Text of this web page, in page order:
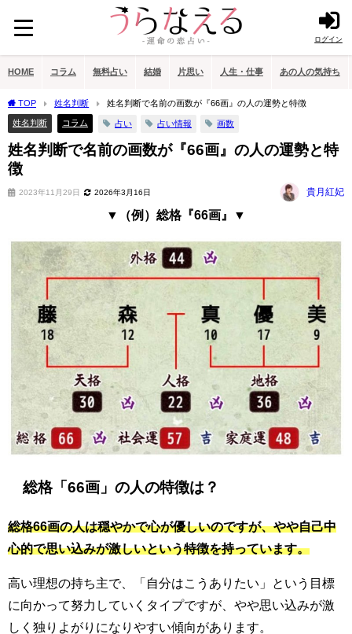
ログイン
HOME コラム 無料占い 結婚 片思い 人生・仕事 あの人の気持ち
TOP 姓名判断 姓名判断で名前の画数が『66画』の人の運勢と特徴
姓名判断 コラム 占い 占い情報 画数
姓名判断で名前の画数が『66画』の人の運勢と特
徴
2023年11月29日 2026年3月16日 貴月紅妃
▼（例）総格『66画』▼
総格「66画」の人の特徴は？
総格66画の人は穏やかで心が優しいのですが、やや自己中
心的で思い込みが激しいという特徴を持っています。
高い理想の持ち主で、「自分はこうありたい」という目標
に向かって努力していくタイプですが、やや思い込みが激
しく独りよがりになりやすい傾向があります。